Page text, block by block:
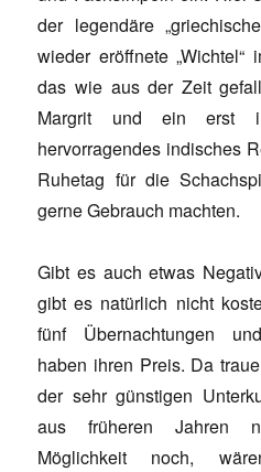
der legendäre
wieder eröffnete „Wichtel“
das wie aus der Zeit
Margrit und ein erst
hervorragendes indisches
Ruhetag für die
gerne Gebrauch machten.
Gibt es auch etwas
gibt es natürlich nicht
fünf Übernachtungen
haben ihren Preis. Da
der sehr günstigen
aus früheren Jahren
Möglichkeit noch,